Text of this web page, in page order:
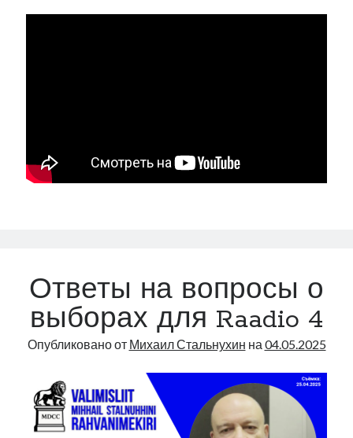
Ответы на вопросы о
выборах для Raadio 4
Опубликовано от Михаил Стальнухин на 04.05.2025